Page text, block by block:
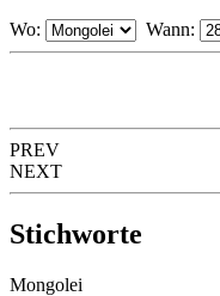
Wo:
Wann:
PREV
NEXT
Stichworte
Mongolei